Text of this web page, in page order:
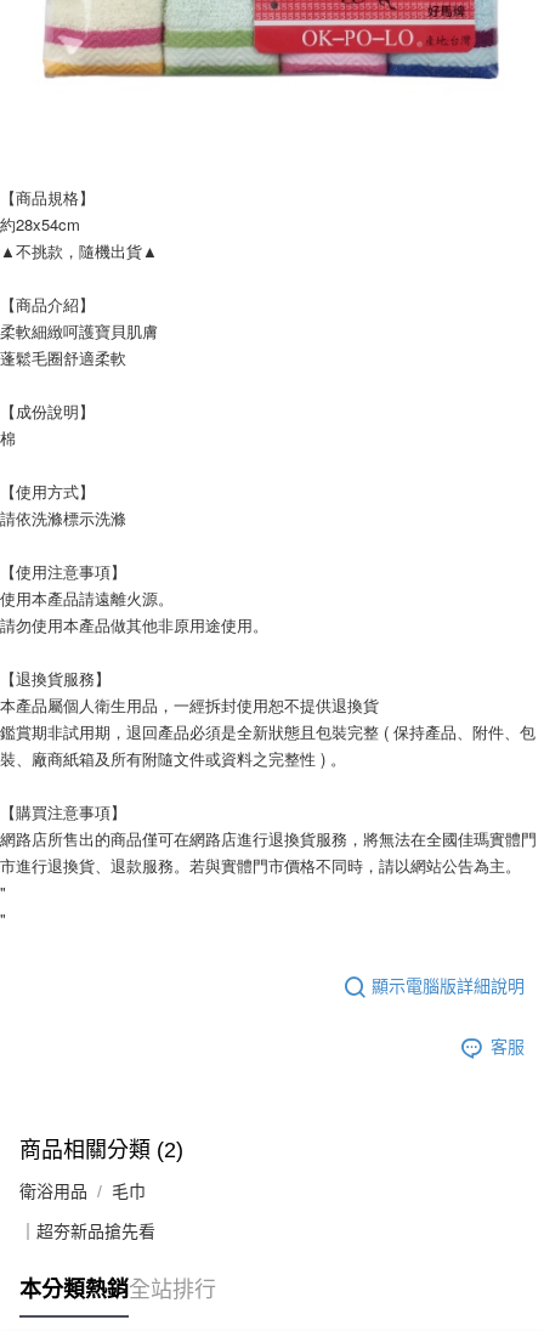
【商品規格】
約28x54cm
▲不挑款，隨機出貨▲
【商品介紹】
柔軟細緻呵護寶貝肌膚
蓬鬆毛圈舒適柔軟
【成份說明】
棉
【使用方式】
請依洗滌標示洗滌
【使用注意事項】
使用本產品請遠離火源。
請勿使用本產品做其他非原用途使用。
【退換貨服務】
本產品屬個人衛生用品，一經拆封使用恕不提供退換貨
鑑賞期非試用期，退回產品必須是全新狀態且包裝完整 ( 保持產品、附件、包
裝、廠商紙箱及所有附隨文件或資料之完整性 ) 。
【購買注意事項】
網路店所售出的商品僅可在網路店進行退換貨服務，將無法在全國佳瑪實體門
市進行退換貨、退款服務。若與實體門市價格不同時，請以網站公告為主。
"
"
顯示電腦版詳細說明
客服
商品相關分類 (2)
衛浴用品 毛巾
｜超夯新品搶先看
本分類熱銷全站排行